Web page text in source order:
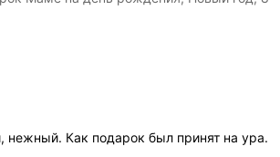
Как подарок был принят на ура.